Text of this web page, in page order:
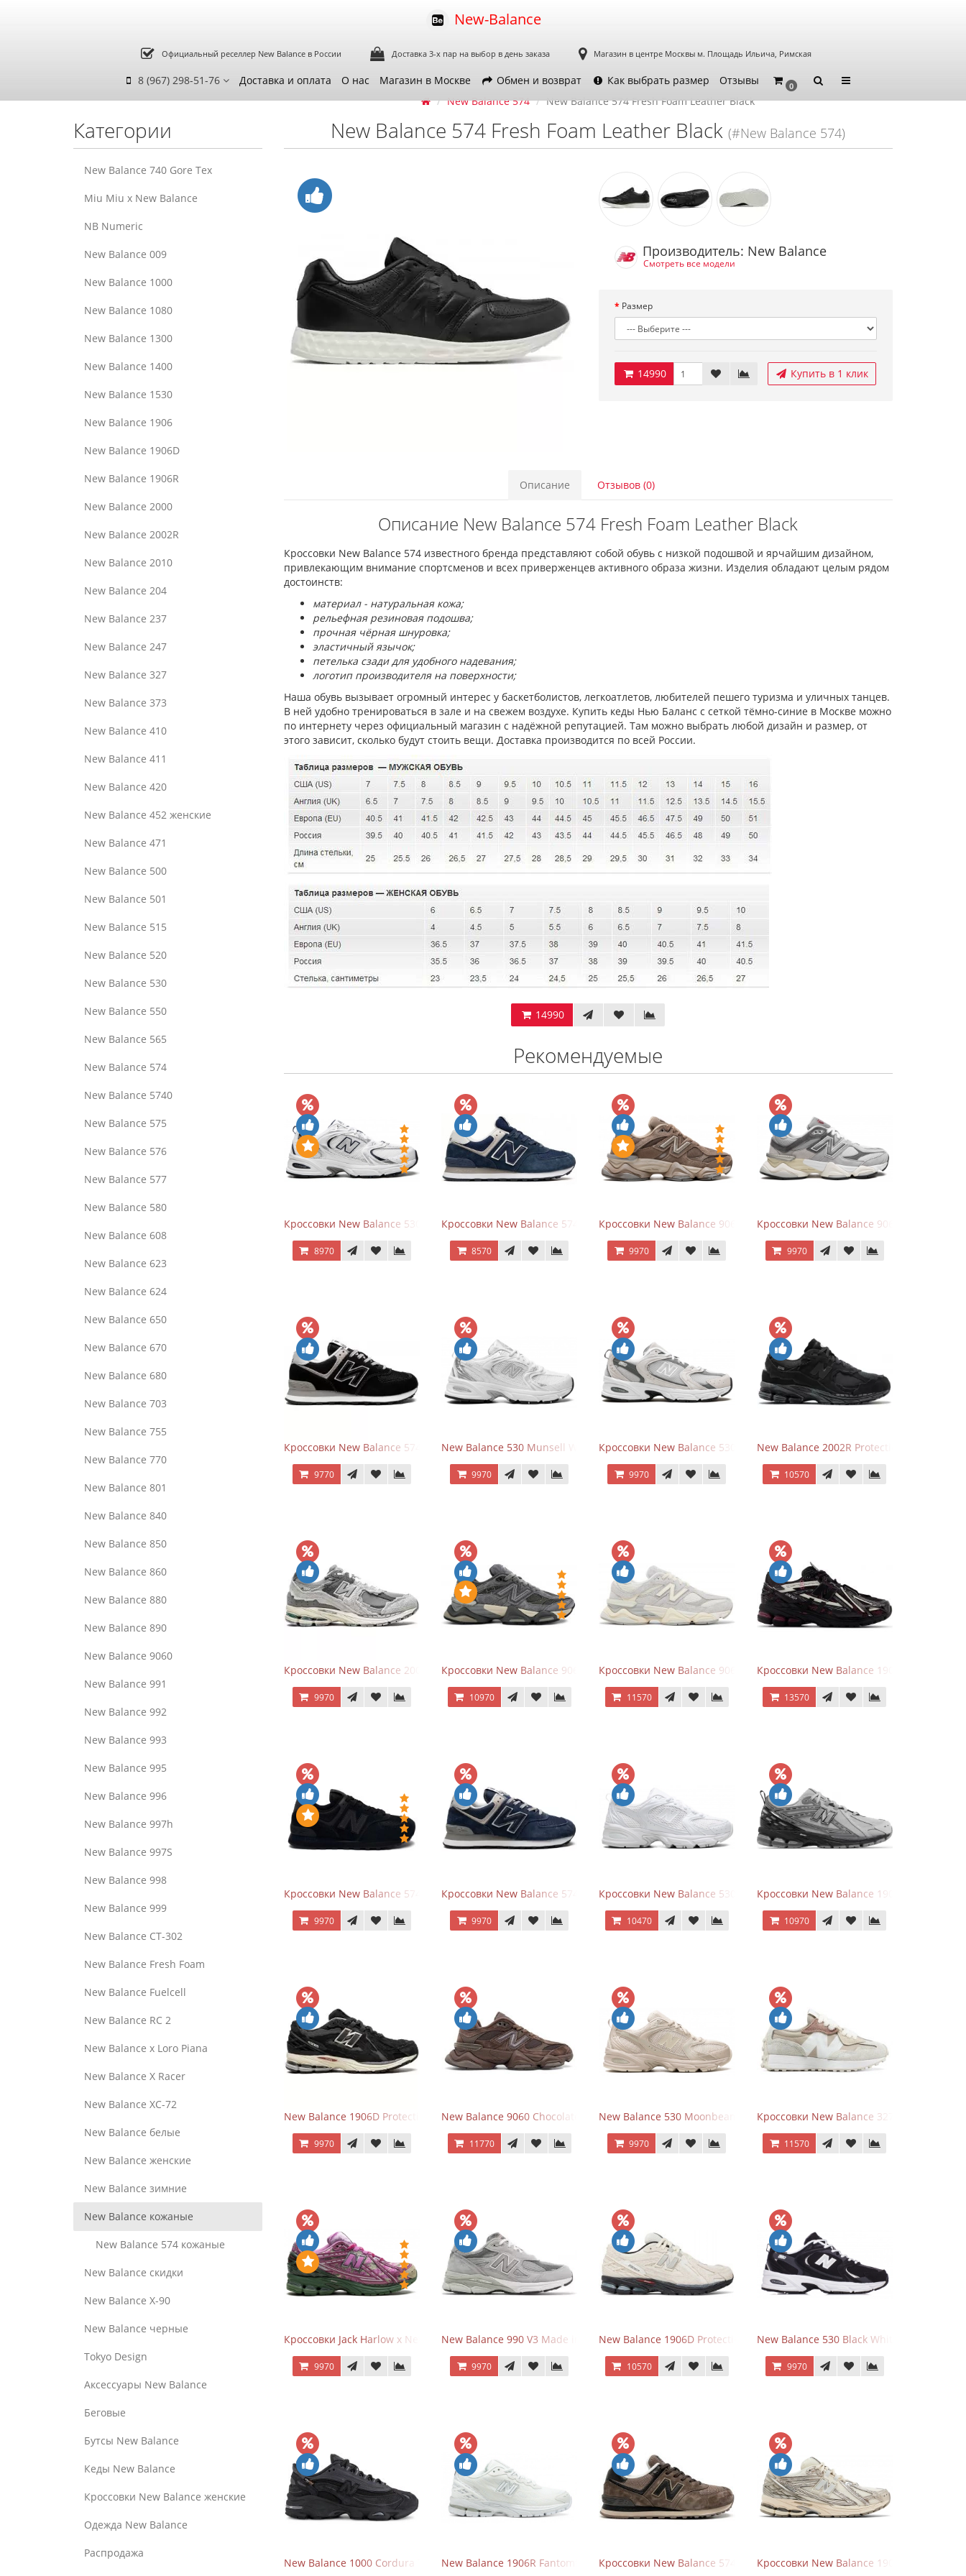
New-Balance
Официальный реселлер New Balance в России Доставка 3-х пар на выбор в день заказа Магазин в центре Москвы м. Площадь Ильича, Римская
8 (967) 298-51-76 Доставка и оплата О нас Магазин в Москве Обмен и возврат Как выбрать размер Отзывы 0
Категории
New Balance 740 Gore Tex
Miu Miu x New Balance
NB Numeric
New Balance 009
New Balance 1000
New Balance 1080
New Balance 1300
New Balance 1400
New Balance 1530
New Balance 1906
New Balance 1906D
New Balance 1906R
New Balance 2000
New Balance 2002R
New Balance 2010
New Balance 204
New Balance 237
New Balance 247
New Balance 327
New Balance 373
New Balance 410
New Balance 411
New Balance 420
New Balance 452 женские
New Balance 471
New Balance 500
New Balance 501
New Balance 515
New Balance 520
New Balance 530
New Balance 550
New Balance 565
New Balance 574
New Balance 5740
New Balance 575
New Balance 576
New Balance 577
New Balance 580
New Balance 608
New Balance 623
New Balance 624
New Balance 650
New Balance 670
New Balance 680
New Balance 703
New Balance 755
New Balance 770
New Balance 801
New Balance 840
New Balance 850
New Balance 860
New Balance 880
New Balance 890
New Balance 9060
New Balance 991
New Balance 992
New Balance 993
New Balance 995
New Balance 996
New Balance 997h
New Balance 997S
New Balance 998
New Balance 999
New Balance CT-302
New Balance Fresh Foam
New Balance Fuelcell
New Balance RC 2
New Balance x Loro Piana
New Balance X Racer
New Balance XC-72
New Balance белые
New Balance женские
New Balance зимние
New Balance кожаные
New Balance 574 кожаные
New Balance скидки
New Balance Х-90
New Balance черные
Tokyo Design
Аксессуары New Balance
Беговые
Бутсы New Balance
Кеды New Balance
Кроссовки New Balance женские
Одежда New Balance
Распродажа
New Balance 574 New Balance 574 Fresh Foam Leather Black
New Balance 574 Fresh Foam Leather Black (#New Balance 574)
Производитель: New Balance
Смотреть все модели
Размер
14990 Купить в 1 клик
Описание Отзывов (0)
Описание New Balance 574 Fresh Foam Leather Black
Кроссовки New Balance 574 известного бренда представляют собой обувь с низкой подошвой и ярчайшим дизайном,
привлекающим внимание спортсменов и всех приверженцев активного образа жизни. Изделия обладают целым рядом
достоинств:
материал - натуральная кожа;
рельефная резиновая подошва;
прочная чёрная шнуровка;
эластичный язычок;
петелька сзади для удобного надевания;
логотип производителя на поверхности;
Наша обувь вызывает огромный интерес у баскетболистов, легкоатлетов, любителей пешего туризма и уличных танцев.
В ней удобно тренироваться в зале и на свежем воздухе. Купить кеды Нью Баланс с сеткой тёмно-синие в Москве можно
по интернету через официальный магазин с надёжной репутацией. Там можно выбрать любой дизайн и размер, от
этого зависит, сколько будут стоить вещи. Доставка производится по всей России.
14990
Рекомендуемые
Кроссовки New Balance 530 White Silver Navy
8970
Кроссовки New Balance 574 Navy Blue White
8570
Кроссовки New Balance 9060 Mushroom
9970
Кроссовки New Balance 9060 Rain Cloud
9970
Кроссовки New Balance 574 Evergreen Black
9770
New Balance 530 Munsell White Silver
9970
Кроссовки New Balance 530 Grey Matter Harbor Grey
9970
New Balance 2002R Protection Phantom
10570
Кроссовки New Balance 2002R Protection Pack Grey
9970
Кроссовки New Balance 9060 x Joe Freshgoods Dark Grey
10970
Кроссовки New Balance 9060 Quartz Grey
11570
Кроссовки New Balance 1906A Dragon
13570
Кроссовки New Balance 574 All Black
9970
Кроссовки New Balance 574 Navy Blue Grey
9970
Кроссовки New Balance 530 Total White Silver
10470
Кроссовки New Balance 1906R Brighton
10970
New Balance 1906D Protection Pack Black черные
9970
New Balance 9060 Chocolate Brown
11770
New Balance 530 Moonbeam Sea Salt
9970
Кроссовки New Balance 327 Beige Pink
11570
Кроссовки Jack Harlow x New Balance 1906r Kentucky Derby
9970
New Balance 990 V3 Made in USA Grey
9970
New Balance 1906D Protection Pack Turtledove
10570
New Balance 530 Black White Silver
9970
New Balance 1000 Cordura Trainers Black CementNew Balance 1906R Fantomfit WhiteКроссовки New Balance 574 Umber BlackКроссовки New Balance 1906R Arid Stone